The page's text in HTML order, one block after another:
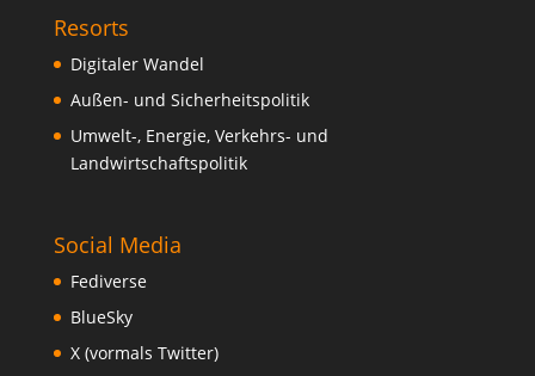
Resorts
Digitaler Wandel
Außen- und Sicherheitspolitik
Umwelt-, Energie, Verkehrs- und
Landwirtschaftspolitik
Social Media
Fediverse
BlueSky
X (vormals Twitter)